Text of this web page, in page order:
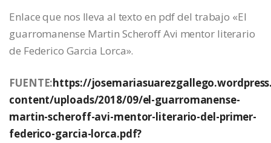
Enlace que nos lleva al texto en pdf del trabajo «El
guarromanense Martin Scheroff Avi mentor literario
de Federico Garcia Lorca».
FUENTE:https://
content/uploads/2018/09/el-guarromanense-
martin-scheroff-avi-mentor-literario-del-primer-
federico-garcia-lorca.pdf?